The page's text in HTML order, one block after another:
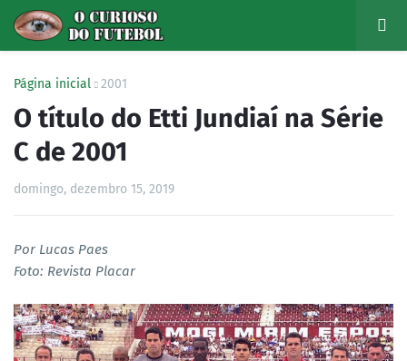
Página inicial 2001
O título do Etti Jundiaí na Série
C de 2001
domingo, dezembro 15, 2019
Por Lucas Paes
Foto: Revista Placar